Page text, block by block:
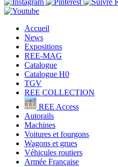
Accueil
News
Expositions
REE-MAG
Catalogue
Catalogue H0
TGV
REE COLLECTION
REE Access
Autorails
Machines
Voitures et fourgons
Wagons et grues
Véhicules routiers
Armée Française